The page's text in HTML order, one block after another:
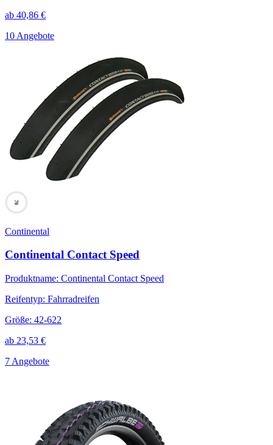
ab 40,86 €
10 Angebote
70
Continental
Continental Contact Speed
Produktname: Continental Contact Speed
Reifentyp: Fahrradreifen
Größe: 42-622
ab 23,53 €
7 Angebote